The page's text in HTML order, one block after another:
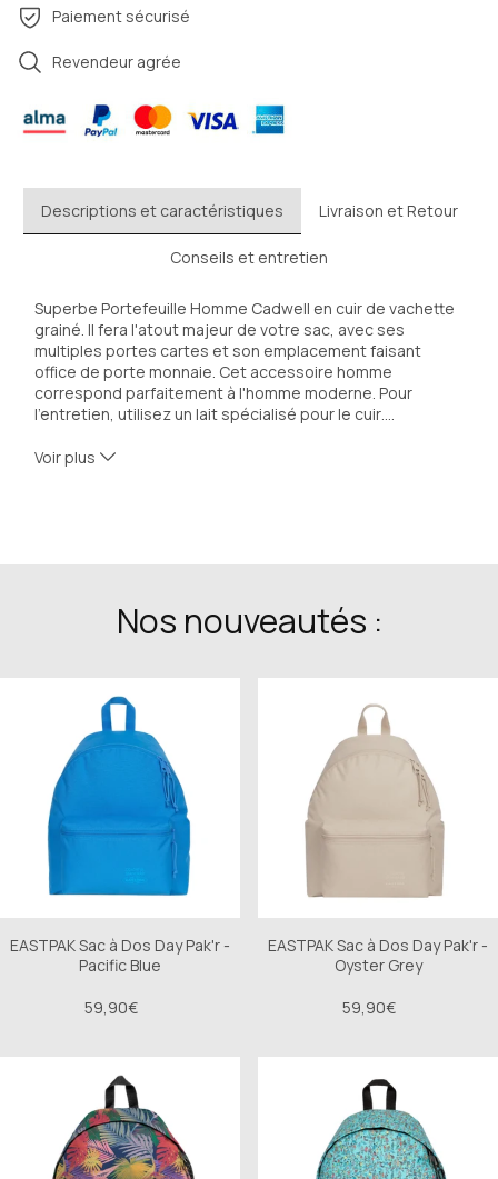
Paiement sécurisé
Revendeur agrée
Descriptions et caractéristiques Livraison et Retour
Conseils et entretien
Superbe Portefeuille Homme Cadwell en cuir de vachette
grainé. Il fera l'atout majeur de votre sac, avec ses
multiples portes cartes et son emplacement faisant
office de porte monnaie. Cet accessoire homme
correspond parfaitement à l'homme moderne. Pour
l'entretien, utilisez un lait spécialisé pour le cuir
- 100% cuir de vachette grainé / Marque française /
Expédié de France
Voir plus
Nos nouveautés :
EASTPAK Sac à Dos Day Pak'r -
Pacific Blue
59,90€
EASTPAK Sac à Dos Day Pak'r -
Oyster Grey
59,90€